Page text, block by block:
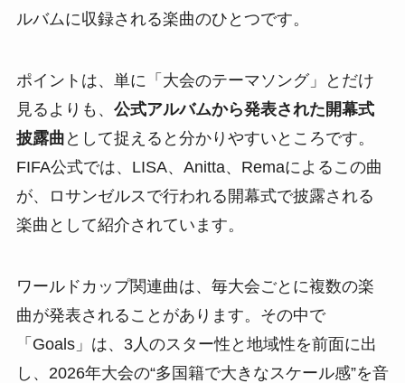
ルバムに収録される楽曲のひとつです。
ポイントは、単に「大会のテーマソング」とだけ
見るよりも、 公式アルバムから発表された開幕式
披露曲 として捉えると分かりやすいところです。
FIFA公式では、LISA、Anitta、Remaによるこの曲
が、ロサンゼルスで行われる開幕式で披露される
楽曲として紹介されています。
ワールドカップ関連曲は、毎大会ごとに複数の楽
曲が発表されることがあります。その中で
「Goals」は、3人のスター性と地域性を前面に出
し、2026年大会の“多国籍で大きなスケール感”を音